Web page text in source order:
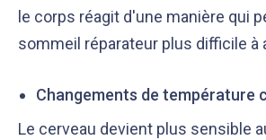
le corps réagit d'une manière qui
sommeil réparateur plus difficile à
Changements de température
Le cerveau devient plus sensible